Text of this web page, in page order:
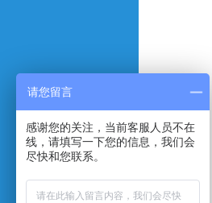
请您留言
感谢您的关注，当前客服人员不在
线，请填写一下您的信息，我们会
尽快和您联系。